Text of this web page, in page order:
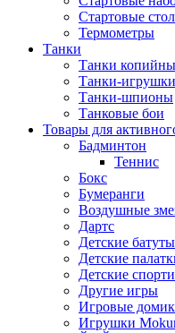
Стартовые
Термометры
Танки
Танки
Танки-игрушки
Танки-шпионы
Танковые бои
Товары для
Бадминтон
Теннис
Бокс
Бумеранги
Воздушные
Дартс
Детские батуты
Детские
Детские
Другие игры
Игровые
Игрушки